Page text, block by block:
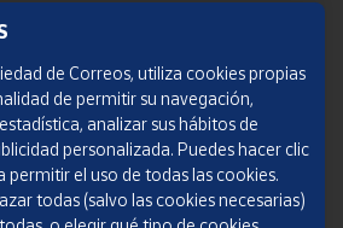
de Correos, utiliza cookies propias
de permitir su navegación,
analizar sus hábitos de
personalizada. Puedes hacer clic
permitir el uso de todas las cookies.
todas (salvo las cookies necesarias)